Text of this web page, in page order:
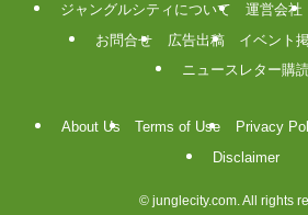
ジャングルシティについて 運営会社
お問合せ
広告出稿
イベント
ニュースレター購
About Us Terms of Use Privacy
Disclaimer
©junglecity.com. All rights